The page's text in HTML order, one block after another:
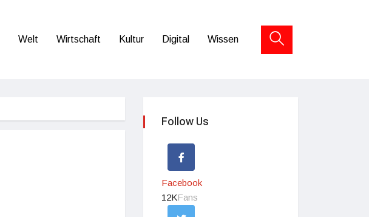
Welt Wirtschaft Kultur Digital Wissen
Follow Us
Facebook
12KFans